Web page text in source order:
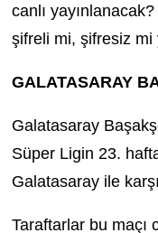
canlı
şifreli mi, şifresiz mi
GALATASARAY
Galatasaray
Süper Ligin 23.
Galatasaray ile
Taraftarlar bu maçı